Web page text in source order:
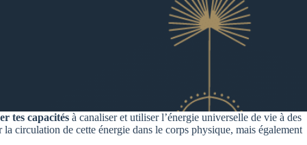
tes capacités à canaliser et utiliser l’énergie universelle de vie à des
circulation de cette énergie dans le corps physique, mais également